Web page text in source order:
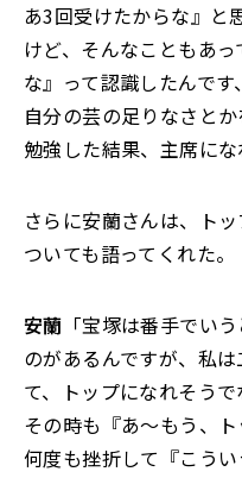
あ3回受けたからな』と
けど、そんなこともあ
な』って認識したんで
自分の芸の足りなさと
勉強した結果、主席に
さらに安蘭さんは、ト
ついても語ってくれた。
安蘭 「宝塚は番手でい
のがあるんですが、私
て、トップになれそう
その時も『あ～もう、ト
何度も挫折して『こう